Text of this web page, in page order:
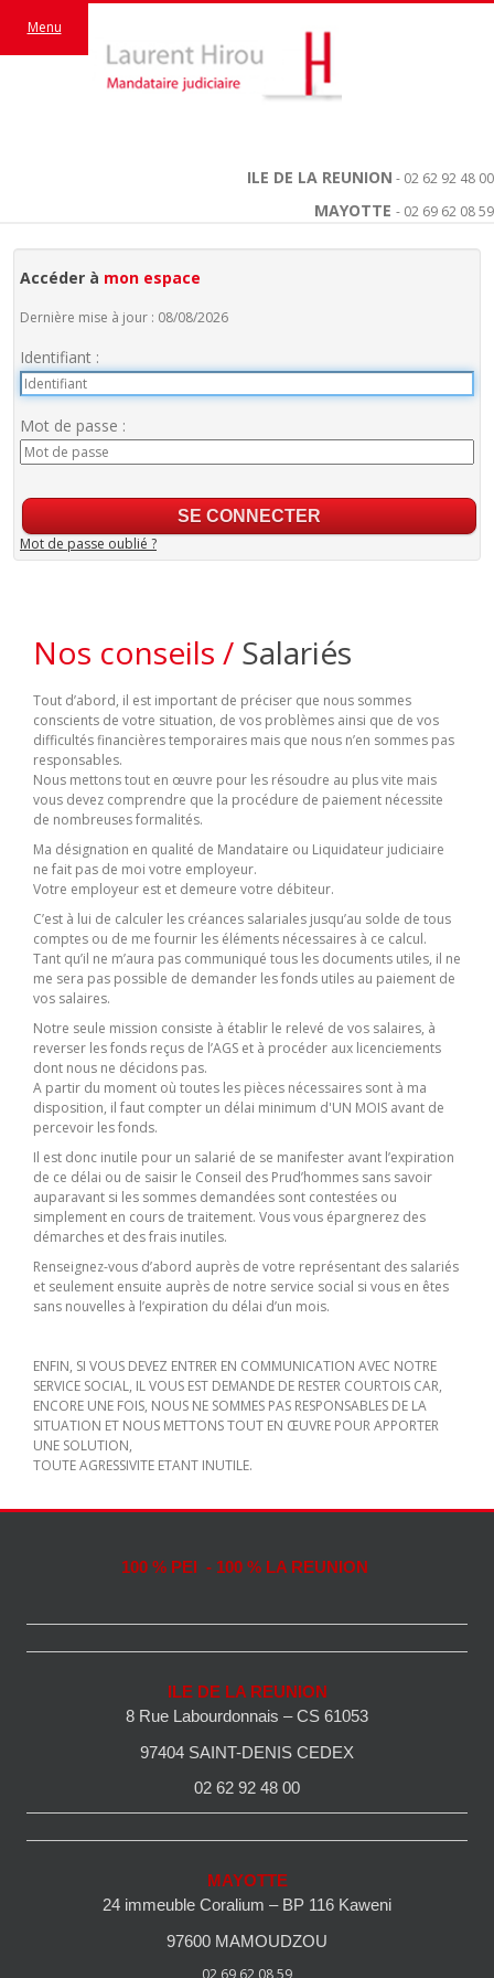
ILE DE LA REUNION - 02 62 92 48 00
MAYOTTE - 02 69 62 08 59
Menu
Accéder à mon espace
Dernière mise à jour : 08/08/2026
Identifiant :
Mot de passe :
Mot de passe oublié ?
Nos conseils / Salariés
Tout d’abord, il est important de préciser que nous sommes
conscients de votre situation, de vos problèmes ainsi que de vos
difficultés financières temporaires mais que nous n’en sommes pas
responsables.
Nous mettons tout en œuvre pour les résoudre au plus vite mais
vous devez comprendre que la procédure de paiement nécessite
de nombreuses formalités.
Ma désignation en qualité de Mandataire ou Liquidateur judiciaire
ne fait pas de moi votre employeur.
Votre employeur est et demeure votre débiteur.
C’est à lui de calculer les créances salariales jusqu’au solde de tous
comptes ou de me fournir les éléments nécessaires à ce calcul.
Tant qu’il ne m’aura pas communiqué tous les documents utiles, il ne
me sera pas possible de demander les fonds utiles au paiement de
vos salaires.
Notre seule mission consiste à établir le relevé de vos salaires, à
reverser les fonds reçus de l’AGS et à procéder aux licenciements
dont nous ne décidons pas.
A partir du moment où toutes les pièces nécessaires sont à ma
disposition, il faut compter un délai minimum d'UN MOIS avant de
percevoir les fonds.
Il est donc inutile pour un salarié de se manifester avant l’expiration
de ce délai ou de saisir le Conseil des Prud’hommes sans savoir
auparavant si les sommes demandées sont contestées ou
simplement en cours de traitement. Vous vous épargnerez des
démarches et des frais inutiles.
Renseignez-vous d’abord auprès de votre représentant des salariés
et seulement ensuite auprès de notre service social si vous en êtes
sans nouvelles à l’expiration du délai d’un mois.
ENFIN, SI VOUS DEVEZ ENTRER EN COMMUNICATION AVEC NOTRE
SERVICE SOCIAL, IL VOUS EST DEMANDE DE RESTER COURTOIS CAR,
ENCORE UNE FOIS, NOUS NE SOMMES PAS RESPONSABLES DE LA
SITUATION ET NOUS METTONS TOUT EN ŒUVRE POUR APPORTER
UNE SOLUTION,
TOUTE AGRESSIVITE ETANT INUTILE.
100 % PEI - 100 % LA REUNION
ILE DE LA REUNION
8 Rue Labourdonnais – CS 61053
97404 SAINT-DENIS CEDEX
02 62 92 48 00
MAYOTTE
24 immeuble Coralium – BP 116 Kaweni
97600 MAMOUDZOU
02 69 62 08 59